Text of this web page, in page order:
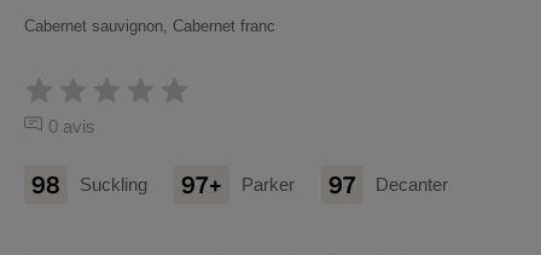
Cabernet sauvignon, Cabernet franc
0 avis
98 Suckling 97+ Parker 97 Decanter